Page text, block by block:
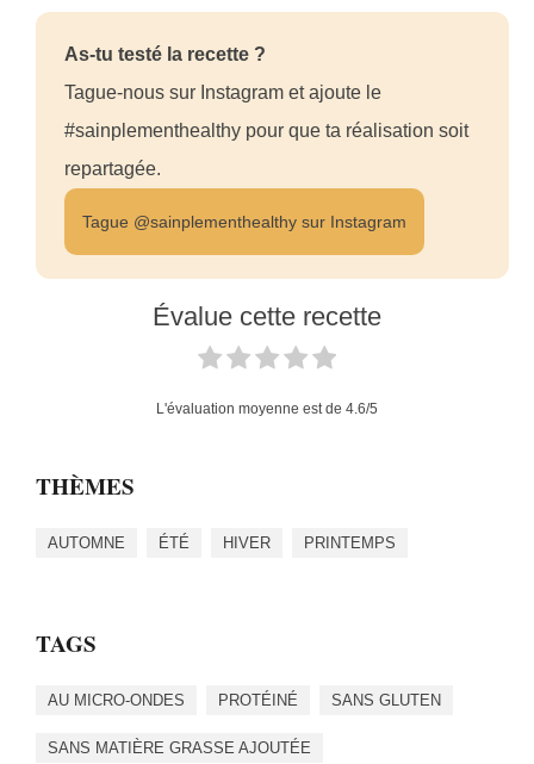
As-tu testé la recette ?
Tague-nous sur Instagram et ajoute le
#sainplementhealthy pour que ta réalisation soit
repartagée.
Tague @sainplementhealthy sur Instagram
Évalue cette recette
L'évaluation moyenne est de 4.6/5
THÈMES
AUTOMNE ÉTÉ HIVER PRINTEMPS
TAGS
AU MICRO-ONDES PROTÉINÉ SANS GLUTEN
SANS MATIÈRE GRASSE AJOUTÉE